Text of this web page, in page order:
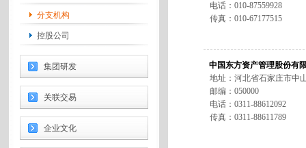
分支机构
控股公司
集团研发
关联交易
企业文化
电话：010-87559928
传真：010-67177515
中国东方资产管理股份有
地址：河北省石家庄市中
邮编： 050000
电话：0311-88612092
传真：0311-88611789